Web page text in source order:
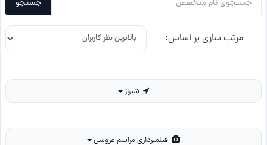
جستجو
مرتب سازی بر اساس: